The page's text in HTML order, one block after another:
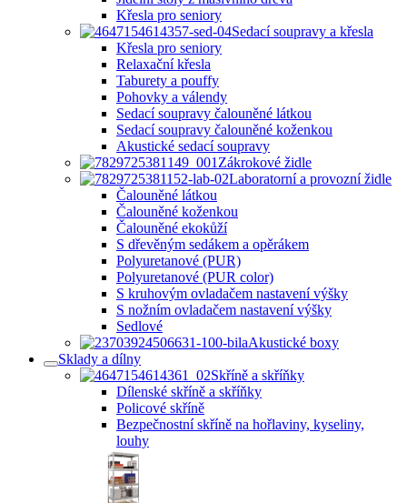
Křesla pro seniory
Sedací soupravy a křesla
Křesla pro seniory
Relaxační křesla
Taburety a pouffy
Pohovky a válendy
Sedací soupravy čalouněné látkou
Sedací soupravy čalouněné koženkou
Akustické sedací soupravy
Zákrokové židle
Laboratorní a provozní židle
Čalouněné látkou
Čalouněné koženkou
Čalouněné ekokůží
S dřevěným sedákem a opěrákem
Polyuretanové (PUR)
Polyuretanové (PUR color)
S kruhovým ovladačem nastavení výšky
S nožním ovladačem nastavení výšky
Sedlové
Akustické boxy
Sklady a dílny
Skříně a skříňky
Dílenské skříně a skříňky
Policové skříně
Bezpečnostní skříně na hořlaviny, kyseliny,
louhy